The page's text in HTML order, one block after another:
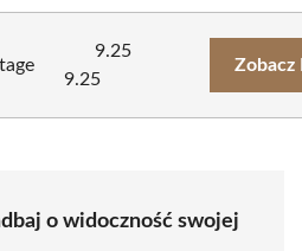
9.25
9.25
Zobacz
o widoczność swojej